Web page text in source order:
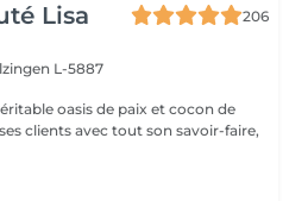
Lisa
206
L-5887
oasis de paix et cocon de
clients avec tout son savoir-faire,